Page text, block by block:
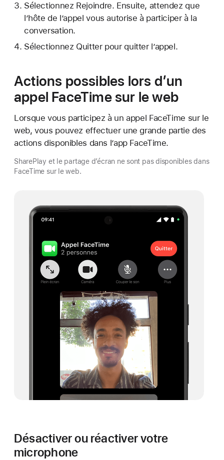
Sélectionnez Rejoindre. Ensuite, attendez que
l’hôte de l’appel vous autorise à participer à la
conversation.
Sélectionnez Quitter pour quitter l’appel.
Actions possibles lors d’un
appel FaceTime sur le web
Lorsque vous participez à un appel FaceTime sur le
web, vous pouvez effectuer une grande partie des
actions disponibles dans l’app FaceTime.
SharePlay et le partage d’écran ne sont pas disponibles dans
FaceTime sur le web.
Désactiver ou réactiver votre
microphone